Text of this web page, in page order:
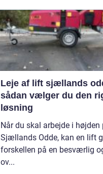
Leje af lift sjællands
sådan vælger du den
løsning
Når du skal arbejde i højden
Sjællands Odde, kan en lift
forskellen på en besværlig
ov...